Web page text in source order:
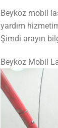
Beykoz mobil
yardım
Şimdi arayın
Beykoz Mobil